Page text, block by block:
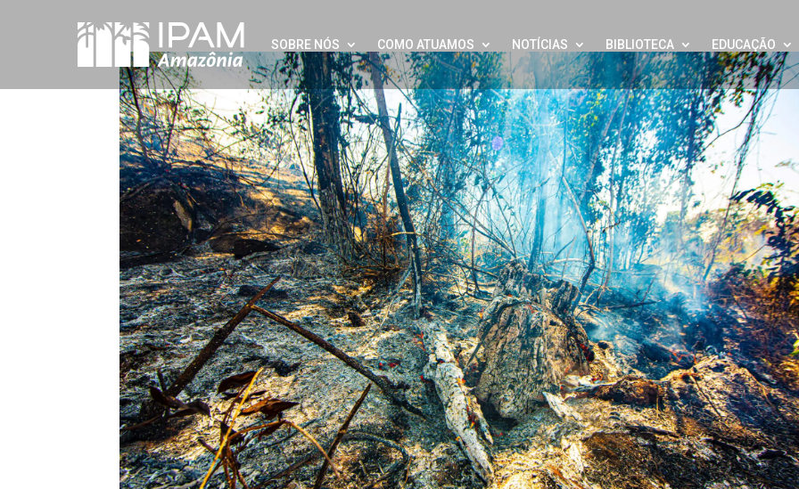
SOBRE NÓS COMO ATUAMOS NOTÍCIAS BIBLIOTECA EDUCAÇÃO